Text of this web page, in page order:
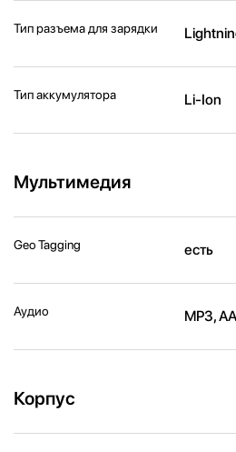
Тип разъема для зарядки
Тип аккумулятора Li-Ion
Мультимедия
Geo Tagging есть
Аудио MP3,
Корпус